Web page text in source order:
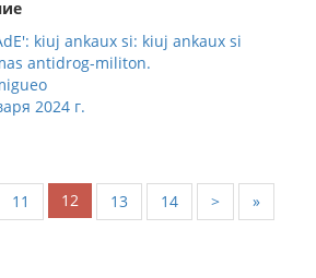
kiuj ankaux si: kiuj ankaux si
antidrog-militon.
2024 г.
11 12 13 14 > »